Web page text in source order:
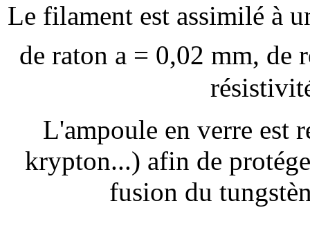
Le filament est assimilé à
de raton a = 0,02 mm, de
L'ampoule en verre est
krypton...) afin de
fusion du